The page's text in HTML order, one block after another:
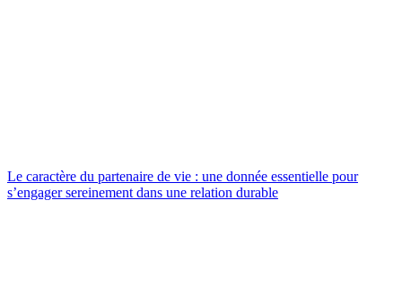
Le caractère du partenaire de vie : une donnée essentielle pour
s’engager sereinement dans une relation durable